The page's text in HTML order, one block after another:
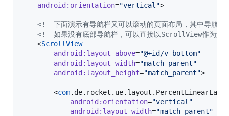
android: orientation="vertical ">
<!--下面演示有导航栏又可以滚动的页面布局，其中导航栏
<!--如果没有底部导航栏，可以直接以ScrollView作为父
    <
ScrollView
android: layout_above="@+id/v_bottom"
android: layout_width="match_parent"
android: layout_height="match_parent">
        <
com
android: orientation="vertical "
android: layout_width="match_parent"